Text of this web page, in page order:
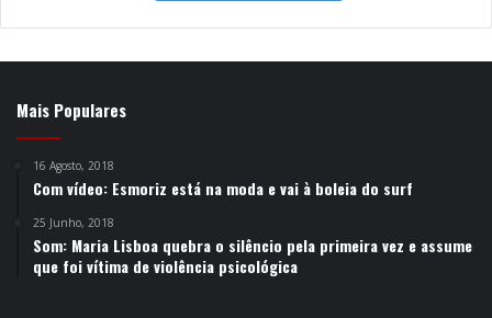
Mais Populares
16 Agosto, 2018
Com vídeo: Esmoriz está na moda e vai à boleia do surf
25 Junho, 2018
Som: Maria Lisboa quebra o silêncio pela primeira vez e assume
que foi vítima de violência psicológica